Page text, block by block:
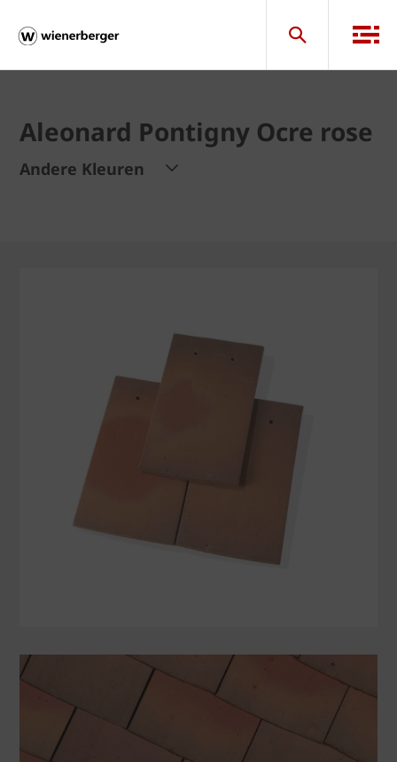
Aleonard Pontigny Ocre rose
Andere Kleuren